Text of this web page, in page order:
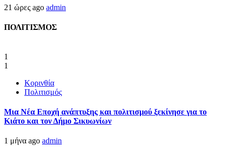
21 ώρες ago admin
ΠΟΛΙΤΙΣΜΟΣ
1
1
Κορινθία
Πολιτισμός
Μια Νέα Εποχή ανάπτυξης και πολιτισμού ξεκίνησε για το
Κιάτο και τον Δήμο Σικυωνίων
1 μήνα ago admin